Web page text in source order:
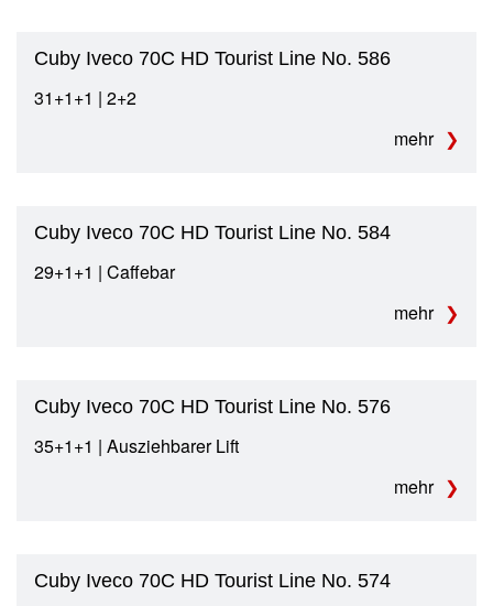
Cuby Iveco 70C HD Tourist Line No. 586
31+1+1 | 2+2
mehr
Cuby Iveco 70C HD Tourist Line No. 584
29+1+1 | Caffebar
mehr
Cuby Iveco 70C HD Tourist Line No. 576
35+1+1 | Ausziehbarer Lift
mehr
Cuby Iveco 70C HD Tourist Line No. 574